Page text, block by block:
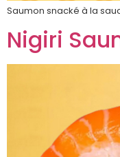
Saumon snacké à la
Nigiri